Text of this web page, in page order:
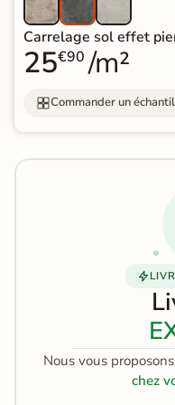
Carrelage sol effet
25€90 /m²
Commander un
Nous vous
chez